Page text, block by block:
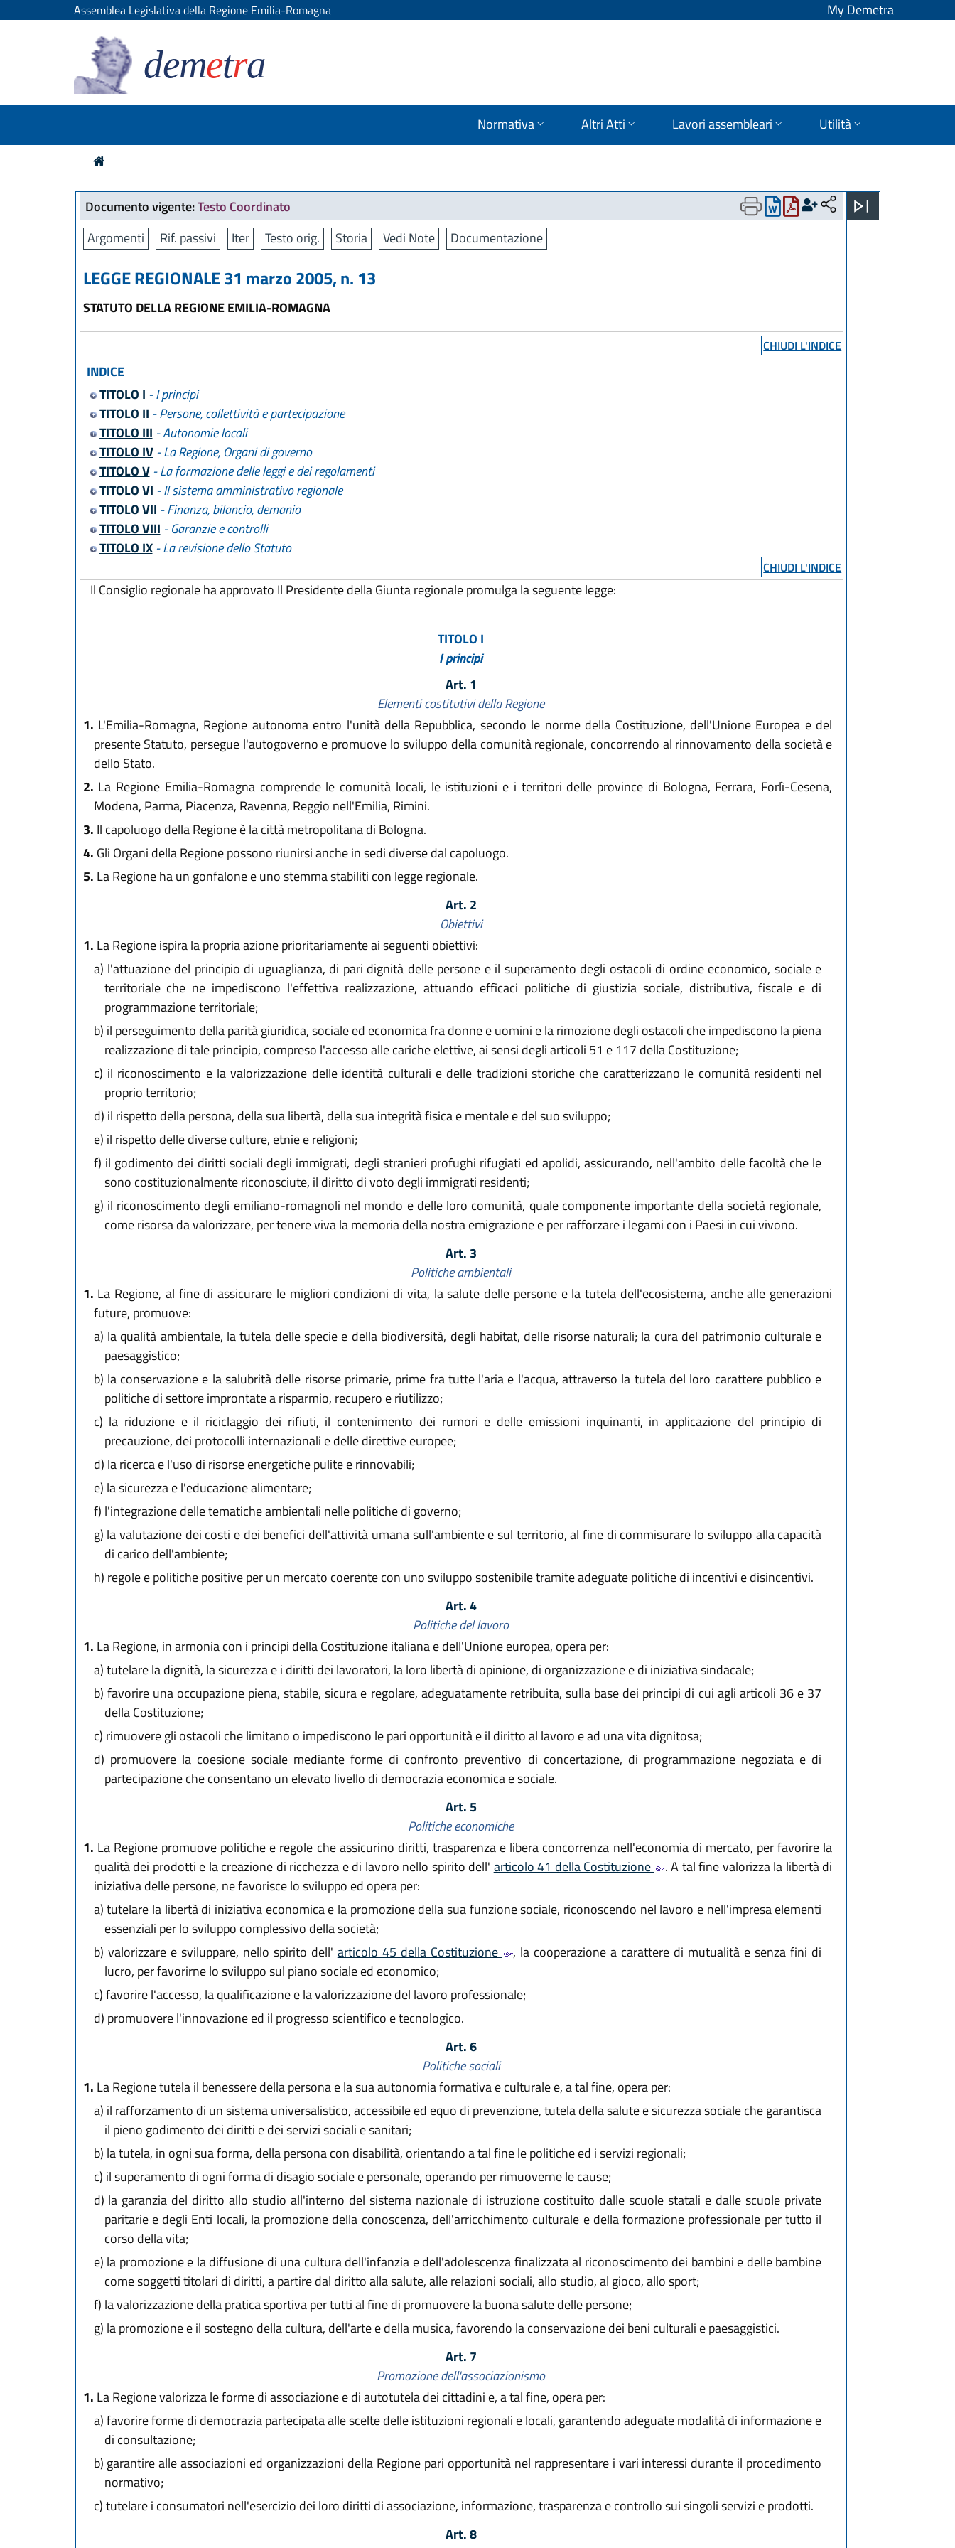
Assemblea Legislativa della Regione Emilia-Romagna My Demetra
demetra
Normativa Altri Atti Lavori assembleari Utilità
Documento vigente:Testo Coordinato
Argomenti
Rif. passivi Iter Testo orig. Storia Vedi Note Documentazione
LEGGE REGIONALE 31 marzo 2005, n. 13
STATUTO DELLA REGIONE EMILIA-ROMAGNA
CHIUDI L'INDICE
INDICE
TITOLO I - I principi
TITOLO II - Persone, collettività e partecipazione
TITOLO III - Autonomie locali
TITOLO IV- La Regione, Organi di governo
TITOLO V- La formazione delle leggi e dei regolamenti
TITOLO VI - Il sistema amministrativo regionale
TITOLO VII - Finanza, bilancio, demanio
TITOLO VIII - Garanzie e controlli
TITOLO IX- La revisione dello Statuto
CHIUDI L'INDICE
Il Consiglio regionale ha approvato Il Presidente della Giunta regionale promulga la seguente legge:
TITOLO I
I principi
Art. 1
Elementi costitutivi della Regione
1. L'Emilia-Romagna, Regione autonoma entro l'unità della Repubblica, secondo le norme della Costituzione, dell'Unione Europea e del
presente Statuto, persegue l'autogoverno e promuove lo sviluppo della comunità regionale, concorrendo al rinnovamento della società e
dello Stato.
2. La Regione Emilia-Romagna comprende le comunità locali, le istituzioni e i territori delle province di Bologna, Ferrara, Forlì-Cesena,
Modena, Parma, Piacenza, Ravenna, Reggio nell'Emilia, Rimini.
3. Il capoluogo della Regione è la città metropolitana di Bologna.
4. Gli Organi della Regione possono riunirsi anche in sedi diverse dal capoluogo.
5. La Regione ha un gonfalone e uno stemma stabiliti con legge regionale.
Art. 2
Obiettivi
1. La Regione ispira la propria azione prioritariamente ai seguenti obiettivi:
a) l'attuazione del principio di uguaglianza, di pari dignità delle persone e il superamento degli ostacoli di ordine economico, sociale e
territoriale che ne impediscono l'effettiva realizzazione, attuando efficaci politiche di giustizia sociale, distributiva, fiscale e di
programmazione territoriale;
b) il perseguimento della parità giuridica, sociale ed economica fra donne e uomini e la rimozione degli ostacoli che impediscono la piena
realizzazione di tale principio, compreso l'accesso alle cariche elettive, ai sensi degli articoli 51 e 117 della Costituzione;
c) il riconoscimento e la valorizzazione delle identità culturali e delle tradizioni storiche che caratterizzano le comunità residenti nel
proprio territorio;
d) il rispetto della persona, della sua libertà, della sua integrità fisica e mentale e del suo sviluppo;
e) il rispetto delle diverse culture, etnie e religioni;
f) il godimento dei diritti sociali degli immigrati, degli stranieri profughi rifugiati ed apolidi, assicurando, nell'ambito delle facoltà che le
sono costituzionalmente riconosciute, il diritto di voto degli immigrati residenti;
g) il riconoscimento degli emiliano-romagnoli nel mondo e delle loro comunità, quale componente importante della società regionale,
come risorsa da valorizzare, per tenere viva la memoria della nostra emigrazione e per rafforzare i legami con i Paesi in cui vivono.
Art. 3
Politiche ambientali
1. La Regione, al fine di assicurare le migliori condizioni di vita, la salute delle persone e la tutela dell'ecosistema, anche alle generazioni
future, promuove:
a) la qualità ambientale, la tutela delle specie e della biodiversità, degli habitat, delle risorse naturali; la cura del patrimonio culturale e
paesaggistico;
b) la conservazione e la salubrità delle risorse primarie, prime fra tutte l'aria e l'acqua, attraverso la tutela del loro carattere pubblico e
politiche di settore improntate a risparmio, recupero e riutilizzo;
c) la riduzione e il riciclaggio dei rifiuti, il contenimento dei rumori e delle emissioni inquinanti, in applicazione del principio di
precauzione, dei protocolli internazionali e delle direttive europee;
d) la ricerca e l'uso di risorse energetiche pulite e rinnovabili;
e) la sicurezza e l'educazione alimentare;
f) l'integrazione delle tematiche ambientali nelle politiche di governo;
g) la valutazione dei costi e dei benefici dell'attività umana sull'ambiente e sul territorio, al fine di commisurare lo sviluppo alla capacità
di carico dell'ambiente;
h) regole e politiche positive per un mercato coerente con uno sviluppo sostenibile tramite adeguate politiche di incentivi e disincentivi.
Art. 4
Politiche del lavoro
1. La Regione, in armonia con i principi della Costituzione italiana e dell'Unione europea, opera per:
a)tutelare la dignità, la sicurezza e i diritti dei lavoratori, la loro libertà di opinione, di organizzazione e di iniziativa sindacale;
b) favorire una occupazione piena, stabile, sicura e regolare, adeguatamente retribuita, sulla base dei principi di cui agli articoli 36 e 37
della Costituzione;
c) rimuovere gli ostacoli che limitano o impediscono le pari opportunità e il diritto al lavoro e ad una vita dignitosa;
d) promuovere la coesione sociale mediante forme di confronto preventivo di concertazione, di programmazione negoziata e di
partecipazione che consentano un elevato livello di democrazia economica e sociale.
Art. 5
Politiche economiche
1. La Regione promuove politiche e regole che assicurino diritti, trasparenza e libera concorrenza nell'economia di mercato, per favorire la
qualità dei prodotti e la creazione di ricchezza e di lavoro nello spirito dell' articolo 41 della Costituzione
. A tal fine valorizza la libertà di
iniziativa delle persone, ne favorisce lo sviluppo ed opera per:
a)tutelare la libertà di iniziativa economica e la promozione della sua funzione sociale, riconoscendo nel lavoro e nell'impresa elementi
essenziali per lo sviluppo complessivo della società;
b) valorizzare e sviluppare, nello spirito dell' articolo 45 della Costituzione
, la cooperazione a carattere di mutualità e senza fini di
lucro, per favorirne lo sviluppo sul piano sociale ed economico;
c)favorire l'accesso, la qualificazione e la valorizzazione del lavoro professionale;
d) promuovere l'innovazione ed il progresso scientifico e tecnologico.
Art. 6
Politiche sociali
1. La Regione tutela il benessere della persona e la sua autonomia formativa e culturale e, a tal fine, opera per:
a) il rafforzamento di un sistema universalistico, accessibile ed equo di prevenzione, tutela della salute e sicurezza sociale che garantisca
il pieno godimento dei diritti e dei servizi sociali e sanitari;
b) la tutela, in ogni sua forma, della persona con disabilità, orientando a tal fine le politiche ed i servizi regionali;
c) il superamento di ogni forma di disagio sociale e personale, operando per rimuoverne le cause;
d) la garanzia del diritto allo studio all'interno del sistema nazionale di istruzione costituito dalle scuole statali e dalle scuole private
paritarie e degli Enti locali, la promozione della conoscenza, dell'arricchimento culturale e della formazione professionale per tutto il
corso della vita;
e) la promozione e la diffusione di una cultura dell'infanzia e dell'adolescenza finalizzata al riconoscimento dei bambini e delle bambine
come soggetti titolari di diritti, a partire dal diritto alla salute, alle relazioni sociali, allo studio, al gioco, allo sport;
f) la valorizzazione della pratica sportiva per tutti al fine di promuovere la buona salute delle persone;
g) la promozione e il sostegno della cultura, dell'arte e della musica, favorendo la conservazione dei beni culturali e paesaggistici.
Art. 7
Promozione dell'associazionismo
1. La Regione valorizza le forme di associazione e di autotutela dei cittadini e, a tal fine, opera per:
a)favorire forme di democrazia partecipata alle scelte delle istituzioni regionali e locali, garantendo adeguate modalità di informazione e
di consultazione;
b) garantire alle associazioni ed organizzazioni della Regione pari opportunità nel rappresentare i vari interessi durante il procedimento
normativo;
c)tutelare i consumatori nell'esercizio dei loro diritti di associazione, informazione, trasparenza e controllo sui singoli servizi e prodotti.
Art. 8